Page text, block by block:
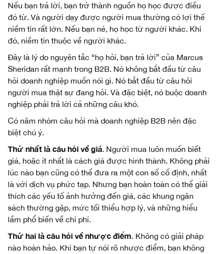
Nếu bạn trả lời, bạn trở thành nguồn họ học được điều
đó từ. Và người dạy được người mua thường có lợi thế
niềm tin rất lớn. Nếu bạn né, họ học từ người khác. Khi
đó, niềm tin thuộc về người khác.
Đây là lý do nguyên tắc “họ hỏi, bạn trả lời” của Marcus
Sheridan rất mạnh trong B2B. Nó không bắt đầu từ câu
hỏi doanh nghiệp muốn nói gì. Nó bắt đầu từ câu hỏi
người mua thật sự đang hỏi. Và đặc biệt, nó buộc doanh
nghiệp phải trả lời cả những câu khó.
Có năm nhóm câu hỏi mà doanh nghiệp B2B nên đặc
biệt chú ý.
Thứ nhất là câu hỏi về giá. Người mua luôn muốn biết
giá, hoặc ít nhất là cách giá được hình thành. Không phải
lúc nào bạn cũng có thể đưa ra một con số cố định, nhất
là với dịch vụ phức tạp. Nhưng bạn hoàn toàn có thể giải
thích các yếu tố ảnh hưởng đến giá, các khung ngân
sách thường gặp, mức tối thiểu hợp lý, và những hiểu
lầm phổ biến về chi phí.
Thứ hai là câu hỏi về nhược điểm. Không có giải pháp
nào hoàn hảo. Khi bạn tự nói rõ nhược điểm, bạn không